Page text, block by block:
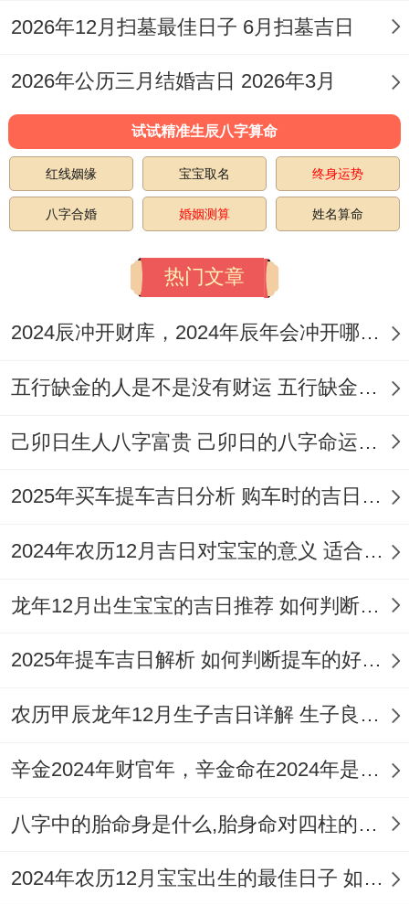
傍晚戌时（19:00-20：59）:华灯初上家宅安
宁、此刻开荤标记家庭团圆;宝宝备受呵护与
关爱！
：确保宝宝身体健康，无腹泻、发烧
等不适症状。最佳提前咨询医生、确认宝宝
:食物应以清淡、易消化的为主.
如营养米粉、细腻的粥油或果泥。首次尝试
辛辣、生冷、油腻或不易消化的食物？
开荤后：密切留意宝宝的排便与皮肤状况！
加辅食应相同相同来，循序渐进，给宝宝足
够的适应时间！
恩赐福；祈求祖先保佑宝宝饮食顺利,健康成
长！
2026年12月扫墓最佳日子 6月扫墓吉日
2026年公历三月结婚吉日 2026年3月
试试精准生辰八字算命
红线姻缘 宝宝取名 终身运势
八字合婚 婚姻测算 姓名算命
热门文章
2024辰冲开财库，2024年辰年会冲开哪些人的财库
五行缺金的人是不是没有财运 五行缺金的人命运好不好
己卯日生人八字富贵 己卯日的八字命运如何
2025年买车提车吉日分析 购车时的吉日与禁忌
2024年农历12月吉日对宝宝的意义 适合龙年宝宝出生的日子有哪些
龙年12月出生宝宝的吉日推荐 如何判断吉日是否适合宝宝
2025年提车吉日解析 如何判断提车的好日子
农历甲辰龙年12月生子吉日详解 生子良辰的影响因素
辛金2024年财官年，辛金命在2024年是财官年还是财印年
八字中的胎命身是什么,胎身命对四柱的影响
2024年农历12月宝宝出生的最佳日子 如何挑选适合的吉日